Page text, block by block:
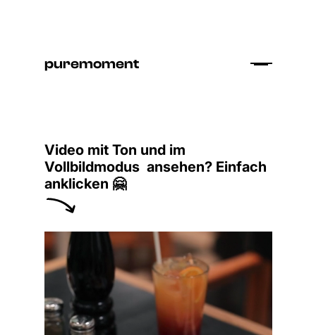
puremoment
Video mit Ton und im
Vollbildmodus ansehen? Einfach
anklicken 🤗